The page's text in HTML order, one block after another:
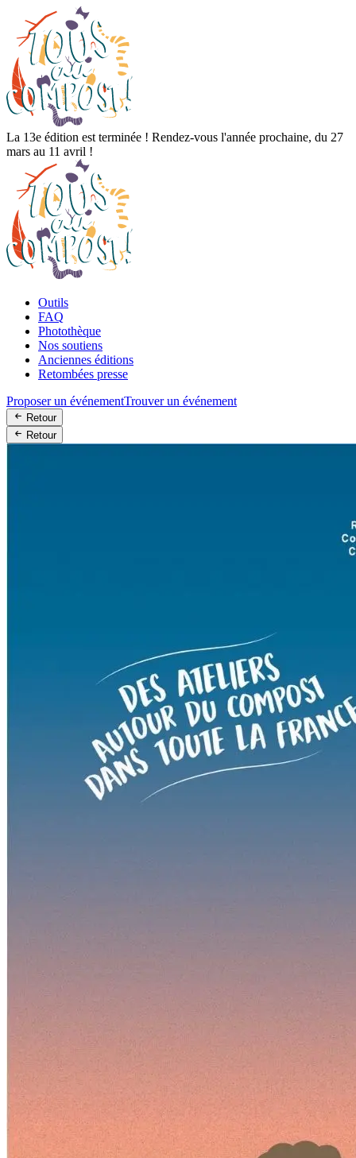
La 13e édition est terminée ! Rendez-vous l'année prochaine, du 27
mars au 11 avril !
Outils
FAQ
Photothèque
Nos soutiens
Anciennes éditions
Retombées presse
Proposer un événementTrouver un événement
Retour
Retour